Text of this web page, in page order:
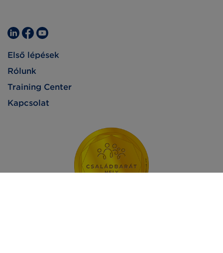
Első lépések
Rólunk
Training Center
Kapcsolat